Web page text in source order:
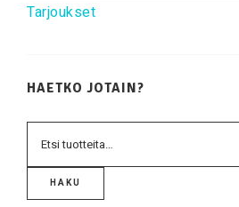
Tarjoukset
HAETKO JOTAIN?
HAKU